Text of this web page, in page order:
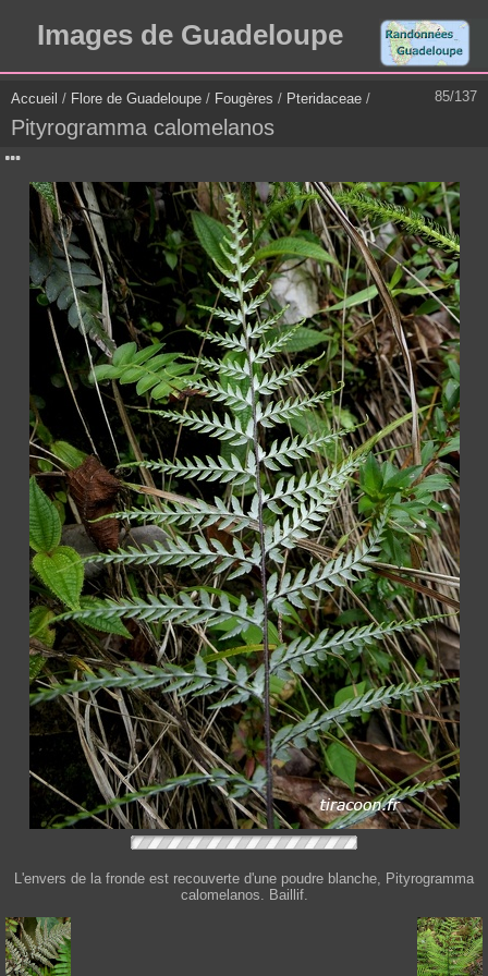
Images de Guadeloupe
85/137
Accueil / Flore de Guadeloupe / Fougères / Pteridaceae /
Pityrogramma calomelanos
L'envers de la fronde est recouverte d'une poudre blanche, Pityrogramma
calomelanos. Baillif.